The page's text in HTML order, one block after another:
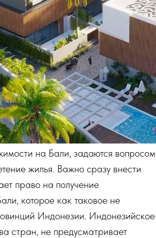
на Бали, задаются вопросом
жилья. Важно сразу внести
право на получение
которое как таковое не
Индонезии. Индонезийское
стран, не предусматривает